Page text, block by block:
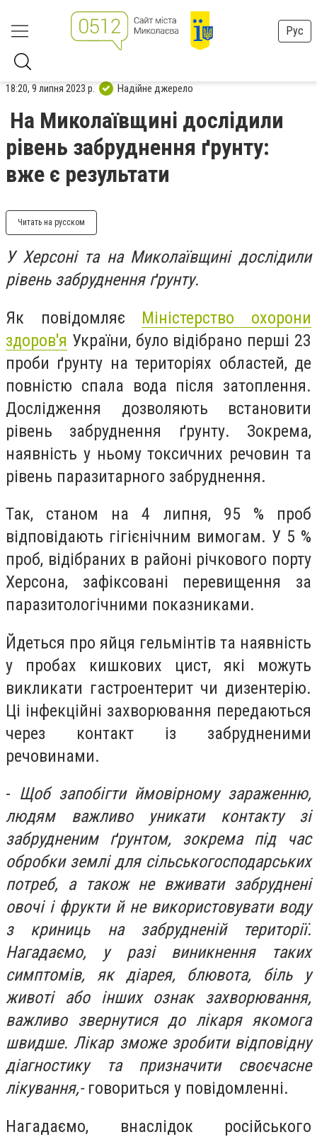
Рус
18:20, 9 липня 2023 р. Надійне джерело
На Миколаївщині дослідили
рівень забруднення ґрунту:
вже є результати
Читать на русском
У Херсоні та на Миколаївщині дослідили
рівень забруднення ґрунту.
Як повідомляє Міністерство охорони
здоров'я України, було відібрано перші 23
проби ґрунту на територіях областей, де
повністю спала вода після затоплення.
Дослідження дозволяють встановити
рівень забруднення ґрунту. Зокрема,
наявність у ньому токсичних речовин та
рівень паразитарного забруднення.
Так, станом на 4 липня, 95 % проб
відповідають гігієнічним вимогам. У 5 %
проб, відібраних в районі річкового порту
Херсона, зафіксовані перевищення за
паразитологічними показниками.
Йдеться про яйця гельмінтів та наявність
у пробах кишкових цист, які можуть
викликати гастроентерит чи дизентерію.
Ці інфекційні захворювання передаються
через контакт із забрудненими
речовинами.
- Щоб запобігти ймовірному зараженню,
людям важливо уникати контакту зі
забрудненим ґрунтом, зокрема під час
обробки землі для сільськогосподарських
потреб, а також не вживати забруднені
овочі і фрукти й не використовувати воду
з криниць на забрудненій території.
Нагадаємо, у разі виникнення таких
симптомів, як діарея, блювота, біль у
животі або інших ознак захворювання,
важливо звернутися до лікаря якомога
швидше. Лікар зможе зробити відповідну
діагностику та призначити своєчасне
лікування,-говориться у повідомленні.
Нагадаємо, внаслідок російського